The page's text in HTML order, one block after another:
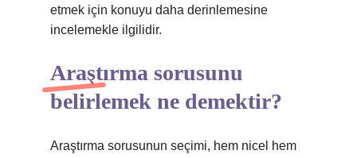
etmek için konuyu daha derinlemesine
incelemekle ilgilidir.
Araştırma sorusunu
belirlemek ne demektir?
Araştırma sorusunun seçimi, hem nicel hem